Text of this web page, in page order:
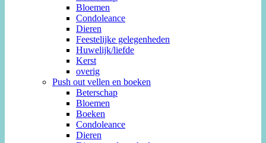
Bloemen
Condoleance
Dieren
Feestelijke gelegenheden
Huwelijk/liefde
Kerst
overig
Push out vellen en boeken
Beterschap
Bloemen
Boeken
Condoleance
Dieren